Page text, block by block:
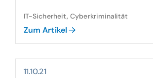
IT-Sicherheit, Cyberkriminalität
Zum Artikel
11.10.21